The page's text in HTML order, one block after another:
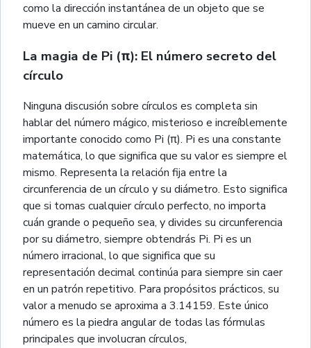
como la dirección instantánea de un objeto que se
mueve en un camino circular.
La magia de Pi (π): El número secreto del
círculo
Ninguna discusión sobre círculos es completa sin
hablar del número mágico, misterioso e increíblemente
importante conocido como Pi (π). Pi es una constante
matemática, lo que significa que su valor es siempre el
mismo. Representa la relación fija entre la
circunferencia de un círculo y su diámetro. Esto significa
que si tomas cualquier círculo perfecto, no importa
cuán grande o pequeño sea, y divides su circunferencia
por su diámetro, siempre obtendrás Pi. Pi es un
número irracional, lo que significa que su
representación decimal continúa para siempre sin caer
en un patrón repetitivo. Para propósitos prácticos, su
valor a menudo se aproxima a 3.14159. Este único
número es la piedra angular de todas las fórmulas
principales que involucran círculos,